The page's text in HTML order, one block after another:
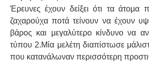
Έρευνες έχουν δείξει ότι τα άτομα
ζαχαρούχα ποτά τείνουν να έχουν
βάρος και μεγαλύτερο κίνδυνο να
τύπου 2.Μία μελέτη διαπίστωσε
που κατανάλωναν περισσότερη